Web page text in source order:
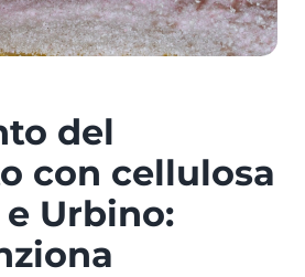
del
con cellulosa
e Urbino: